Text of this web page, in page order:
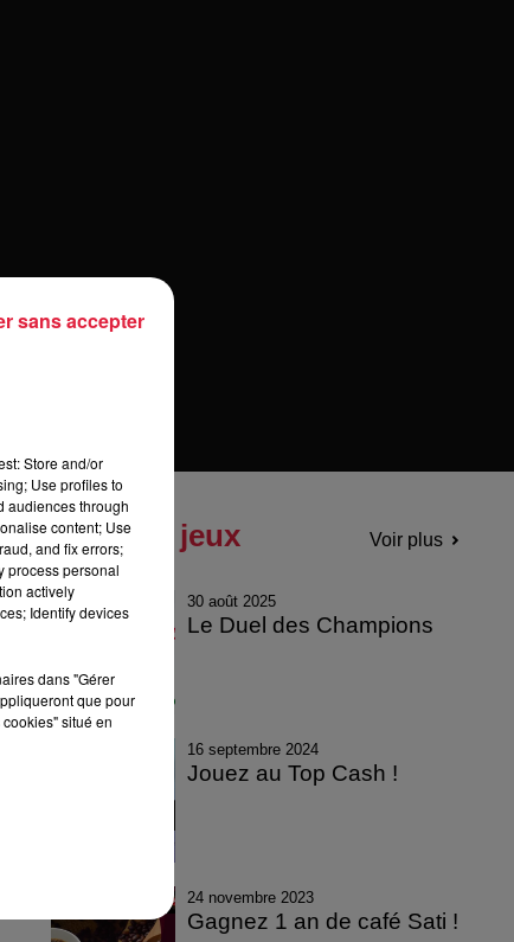
Tous les jeux Voir plus
30 août 2025
Le Duel des Champions
16 septembre 2024
Jouez au Top Cash !
24 novembre 2023
Gagnez 1 an de café Sati !
Store and/or
Use profiles to
audiences through
content; Use
and fix errors;
process personal
actively
Identify devices
dans "Gérer
que pour
situé en
sans accepter